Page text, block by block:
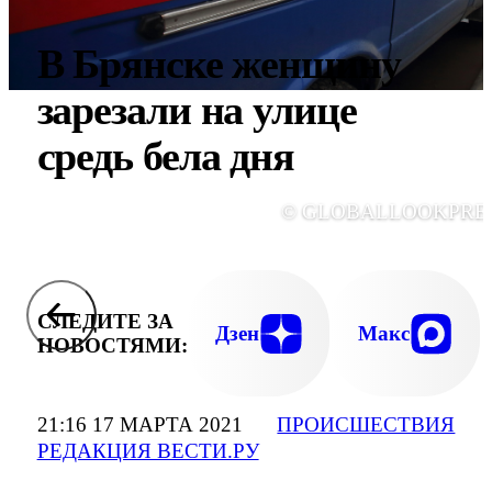
21:16 17 МАРТА 2021
РЕДАКЦИЯ ВЕСТИ.РУ
ПРОИСШЕСТВИЯ
В Брянске женщину
зарезали на улице
средь бела дня
©
СЛЕДИТЕ ЗА
НОВОСТЯМИ:
Дзен Макс